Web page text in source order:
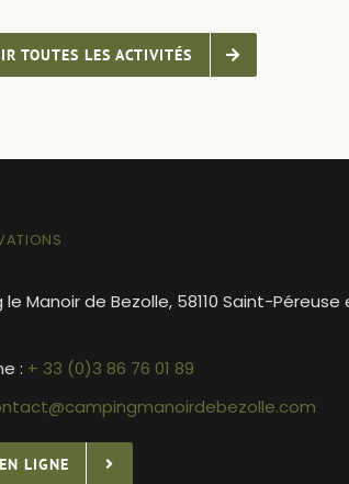
TOUTES LES ACTIVITÉS
Manoir de Bezolle, 58110 Saint-Péreuse
: + 33 (0)3 86 76 01 89
LIGNE